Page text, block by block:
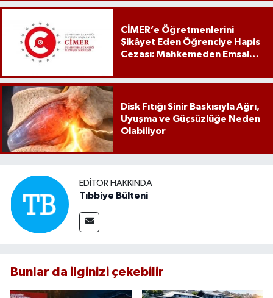
CİMER’e Öğretmenlerini
Şikâyet Eden Öğrenciye Hapis
Cezası: Mahkemeden Emsal
Disk Fıtığı Sinir Baskısıyla Ağrı,
Uyuşma ve Güçsüzlüğe Neden
Olabiliyor
EDITÖR HAKKINDA
Tıbbiye Bülteni
Bunlar da ilginizi çekebilir